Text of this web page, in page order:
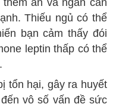
Thiếu ngủ có thể
bạn cảm thấy đói
leptin thấp có thể
tổn hại, gây ra huyết
vô số vấn đề sức